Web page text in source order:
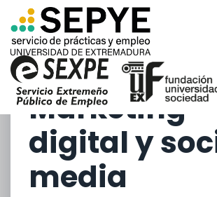
23/04/2025 - OFERTA DE
EMPRESAS
Prácticas en
Marketing
digital y
media